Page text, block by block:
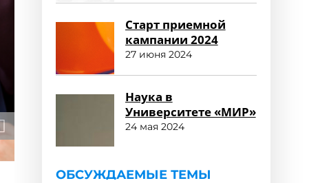
Старт приемной
кампании 2024
27 июня 2024
Наука в
Университете «МИР»
24 мая 2024
ОБСУЖДАЕМЫЕ ТЕМЫ